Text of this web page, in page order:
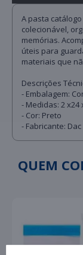
A pasta
colecionável,
memórias.
úteis para
materiais que
Descrições
- Embalagem:
- Medidas: 2 x24
- Cor: Preto
- Fabricante: Dac
QUEM